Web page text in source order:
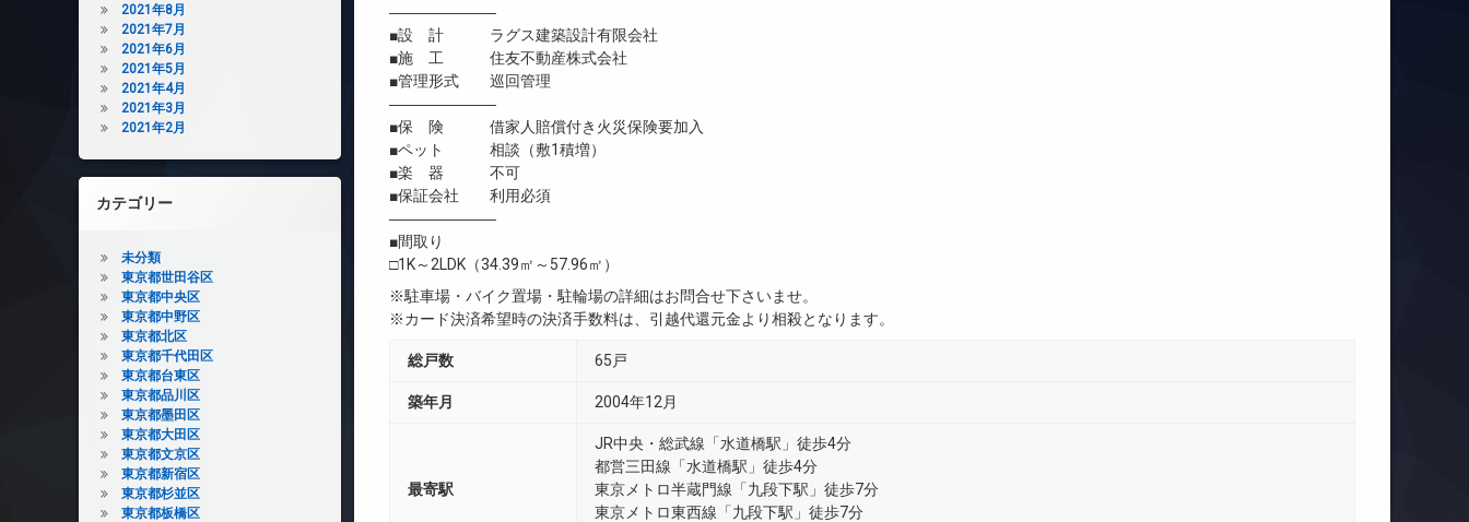
―――――――
■設 計 ラグス建築設計有限会社
■施 工 住友不動産株式会社
■管理形式 巡回管理
―――――――
■保 険 借家人賠償付き火災保険要加入
■ペット 相談（敷1積増）
■楽 器 不可
■保証会社 利用必須
―――――――
■間取り
□1K～2LDK（34.39㎡～57.96㎡）
※駐車場・バイク置場・駐輪場の詳細はお問合せ下さいませ。
※カード決済希望時の決済手数料は、引越代還元金より相殺となります。
総戸数 65戸
築年月 2004年12月
最寄駅
JR中央・総武線「水道橋駅」徒歩4分
都営三田線「水道橋駅」徒歩4分
東京メトロ半蔵門線「九段下駅」徒歩7分
東京メトロ東西線「九段下駅」徒歩7分
2021年8月
2021年7月
2021年6月
2021年5月
2021年4月
2021年3月
2021年2月
カテゴリー
未分類
東京都世田谷区
東京都中央区
東京都中野区
東京都北区
東京都千代田区
東京都台東区
東京都品川区
東京都墨田区
東京都大田区
東京都文京区
東京都新宿区
東京都杉並区
東京都板橋区